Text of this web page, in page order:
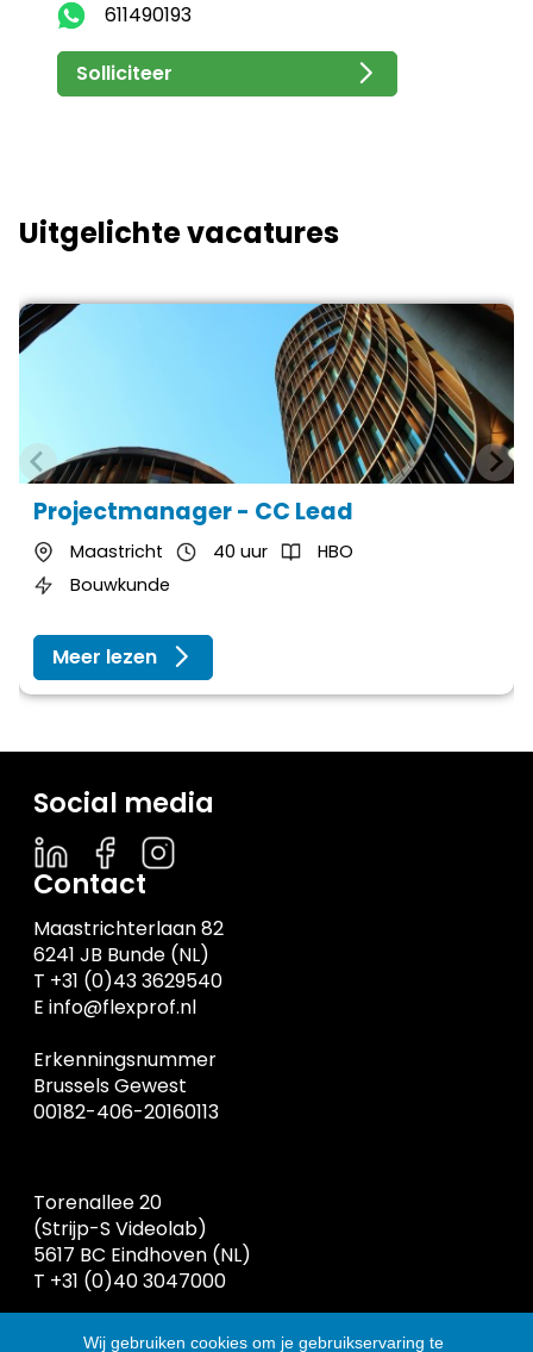
Wij gebruiken cookies om je gebruikservaring te
611490193
Solliciteer
Uitgelichte vacatures
Projectmanager - CC Lead
Maastricht 40 uur
HBO
Bouwkunde
Meer lezen
Social media
Contact
Maastrichterlaan 82
6241 JB Bunde (NL)
T +31 (0)43 3629540
E info@flexprof.nl
Erkenningsnummer
Brussels Gewest
00182-406-20160113
Torenallee 20
(Strijp-S Videolab)
5617 BC Eindhoven (NL)
T +31 (0)40 3047000
Erkenningsnummer